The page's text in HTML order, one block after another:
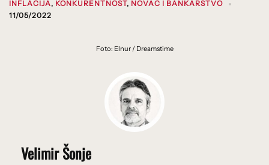
INFLACIJA, KONKURENTNOST, NOVAC I BANKARSTVO
11/05/2022
Foto: Elnur / Dreamstime
Velimir Šonje